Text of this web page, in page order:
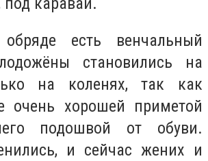
есть венчальный
становились на
на коленях, так как
очень хорошей приметой
подошвой от обуви.
и сейчас жених и